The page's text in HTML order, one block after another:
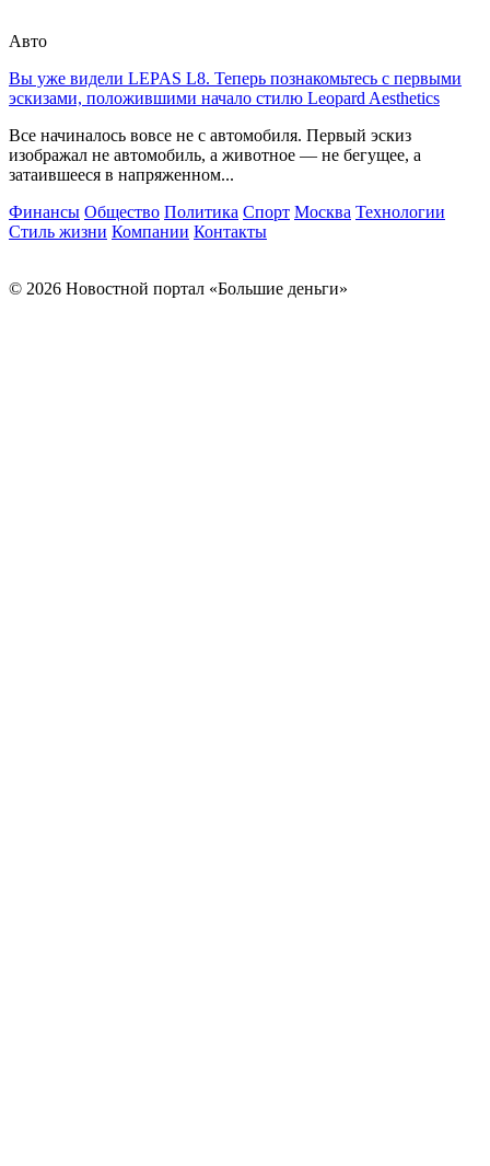
Авто
Вы уже видели LEPAS L8. Теперь познакомьтесь с первыми
эскизами, положившими начало стилю Leopard Aesthetics
Все начиналось вовсе не с автомобиля. Первый эскиз
изображал не автомобиль, а животное — не бегущее, а
затаившееся в напряженном...
Финансы Общество Политика Спорт Москва Технологии
Стиль жизни Компании Контакты
© 2026 Новостной портал «Большие деньги»